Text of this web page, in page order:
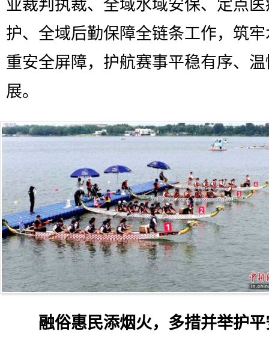
业裁判执裁、全域水域安保、定点
护、全域后勤保障全链条工作，筑
重安全屏障，护航赛事平稳有序、
展。
融俗惠民添烟火，多措并举护平